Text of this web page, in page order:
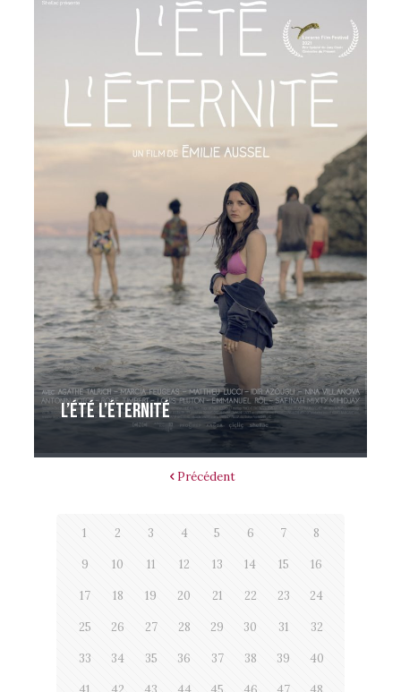
L’été l’éternité
Précédent
1 2 3 4 5 6 7 8
9 10 11 12 13 14 15 16
17 18 19 20 21 22 23 24
25 26 27 28 29 30 31 32
33 34 35 36 37 38 39 40